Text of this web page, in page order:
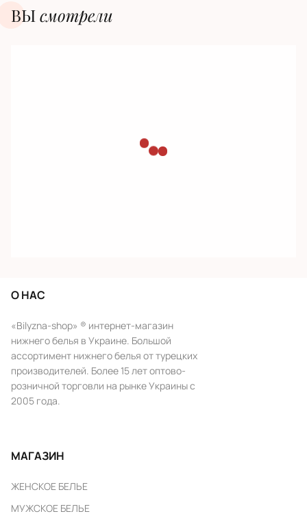
ВЫсмотрели
О НАС
«Bilyzna-shop» ® интернет-магазин
нижнего белья в Украине. Большой
ассортимент нижнего белья от турецких
производителей. Более 15 лет оптово-
розничной торговли на рынке Украины с
2005 года.
МАГАЗИН
ЖЕНСКОЕ БЕЛЬЕ
МУЖСКОЕ БЕЛЬЕ